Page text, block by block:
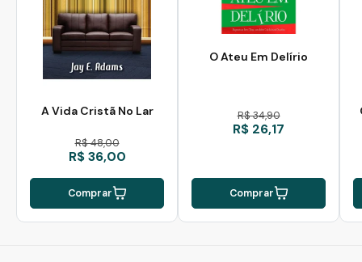
A Vida Cristã No Lar
R$ 48,00
R$ 36,00
Comprar
O Ateu Em Delírio
R$ 34,90
R$ 26,17
Comprar